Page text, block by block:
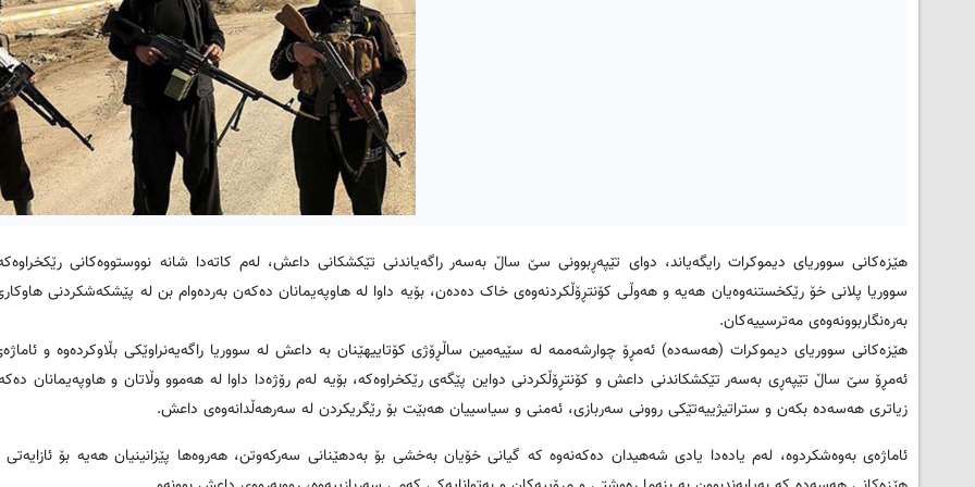
هێزەکانی سووریای دیموکرات رایگەیاند، دوای تێپەڕبوونی سێ ساڵ بەسەر راگەیاندنی تێکشکانی داعش، لەم کاتەدا شانە نووستووەکانی
سووریا پلانی خۆ رێکخستنەوەیان هەیە و هەوڵی کۆنتڕۆڵکردنەوەی خاک دەدەن، بۆیە داوا لە هاوپەیمانان دەکەن بەردەوام بن لە پێشکەشکردنی
بەرەنگاربوونەوەی مەترسییەکان.
هێزەکانی سووریای دیموکرات (هەسەدە) ئەمڕۆ چوارشەممە لە سێیەمین ساڵڕۆژی کۆتاییهێنان بە داعش لە سووریا راگەیەنراوێکی بڵاوکردەوە و
ئەمڕۆ سێ ساڵ تێپەڕی بەسەر تێکشکاندنی داعش و کۆنتڕۆڵکردنی دواین پێگەی رێکخراوەکە، بۆیە لەم رۆژەدا داوا لە هەموو وڵاتان و هاوپەیمانان
زیاتری هەسەدە بکەن و ستراتیژییەتێکی روونی سەربازی، ئەمنی و سیاسییان هەبێت بۆ رێگریکردن لە سەرهەڵدانەوەی داعش.
ئاماژەی بەوەشکردوە، لەم یادەدا یادی شەهیدان دەکەنەوە کە گیانی خۆیان بەخشی بۆ بەدهێنانی سەرکەوتن، هەروەها پێزانینیان هەیە بۆ ئازایەتی و